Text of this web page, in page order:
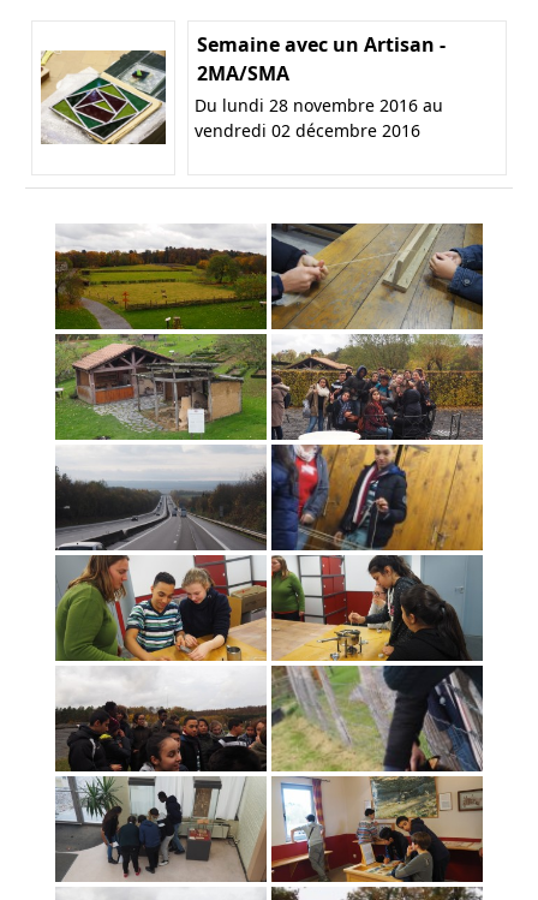
Semaine avec un Artisan -
2MA/SMA
Du lundi 28 novembre 2016 au
vendredi 02 décembre 2016